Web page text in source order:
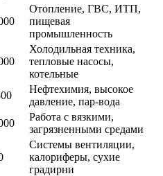
Отопление, ГВС, ИТП,
пищевая
промышленность
Холодильная техника,
тепловые насосы,
котельные
Нефтехимия, высокое
давление, пар-вода
Работа с вязкими,
загрязненными средами
Системы вентиляции,
калориферы, сухие
градирни